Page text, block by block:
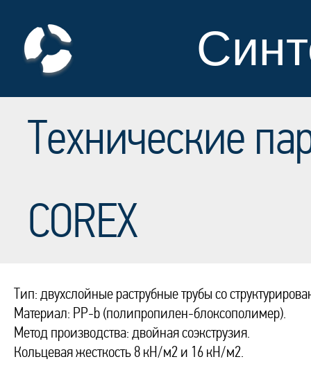
Технические
COREX
Тип: двухслойные раструбные трубы со
Материал: РР-b (полипропилен-блоксополимер).
Метод производства: двойная соэкструзия.
Кольцевая жесткость 8 кН/м2 и 16 кН/м2.